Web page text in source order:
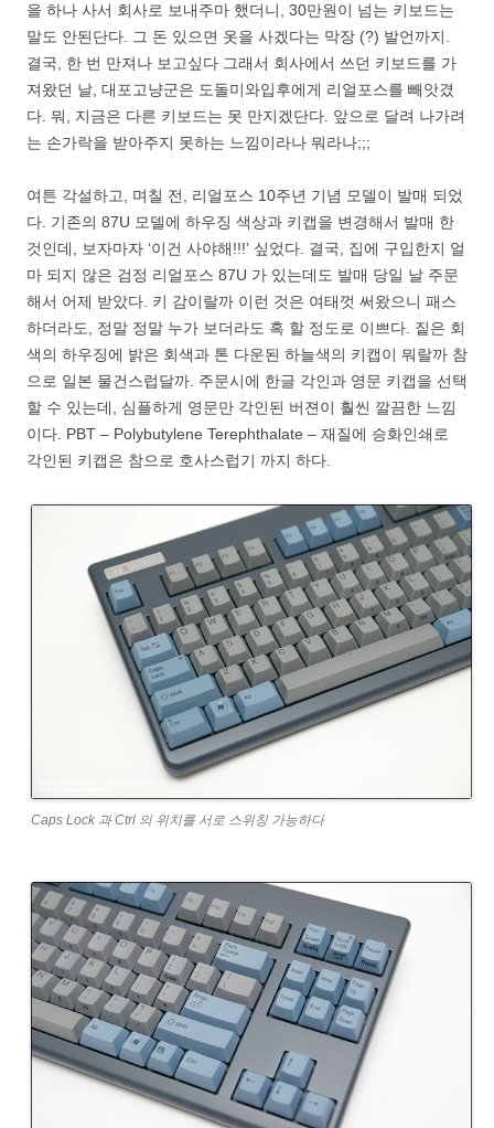
을 하나 사서 회사로 보내주마 했더니, 30만원이 넘는 키보드는
말도 안된단다. 그 돈 있으면 옷을 사겠다는 막장 (?) 발언까지.
결국, 한 번 만져나 보고싶다 그래서 회사에서 쓰던 키보드를 가
져왔던 날, 대포고냥군은 도돌미와입후에게 리얼포스를 빼앗겼
다. 뭐, 지금은 다른 키보드는 못 만지겠단다. 앞으로 달려 나가려
는 손가락을 받아주지 못하는 느낌이라나 뭐라나;;;
여튼 각설하고, 며칠 전, 리얼포스 10주년 기념 모델이 발매 되었
다. 기존의 87U 모델에 하우징 색상과 키캡을 변경해서 발매 한
것인데, 보자마자 ‘이건 사야해!!!’ 싶었다. 결국, 집에 구입한지 얼
마 되지 않은 검정 리얼포스 87U 가 있는데도 발매 당일 날 주문
해서 어제 받았다. 키 감이랄까 이런 것은 여태껏 써왔으니 패스
하더라도, 정말 정말 누가 보더라도 혹 할 정도로 이쁘다. 짙은 회
색의 하우징에 밝은 회색과 톤 다운된 하늘색의 키캡이 뭐랄까 참
으로 일본 물건스럽달까. 주문시에 한글 각인과 영문 키캡을 선택
할 수 있는데, 심플하게 영문만 각인된 버젼이 훨씬 깔끔한 느낌
이다. PBT – Polybutylene Terephthalate – 재질에 승화인쇄로
각인된 키캡은 참으로 호사스럽기 까지 하다.
Caps Lock 과 Ctrl 의 위치를 서로 스위칭 가능하다